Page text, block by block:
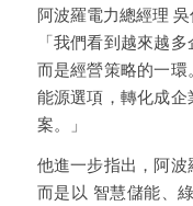
阿波羅電力總經理 吳
「我們看到越來越
而是經營策略的一
能源選項，轉化成
案。」
他進一步指出，阿波
而是以 智慧儲能、